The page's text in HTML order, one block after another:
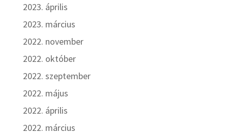
2023. április
2023. március
2022. november
2022. október
2022. szeptember
2022. május
2022. április
2022. március